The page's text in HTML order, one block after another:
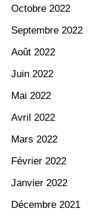
Octobre 2022
Septembre 2022
Août 2022
Juin 2022
Mai 2022
Avril 2022
Mars 2022
Février 2022
Janvier 2022
Décembre 2021